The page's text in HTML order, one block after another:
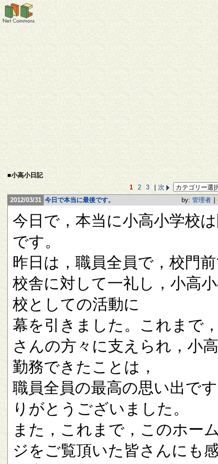
■小高小日記
1
2 3
次
2012/03/31 今日で本当に最後です。 by: 管理者
今日で，本当に小高小学校
です。
昨日は，職員全員で，校門
校舎に対して一礼し，小高
校としての活動に
幕を引きました。これまで
さんの方々に支えられ，小
勤務できたことは，
職員全員の最高の思い出で
りがとうございました。
また，これまで，このホー
ジをご覧頂いた皆さんにも